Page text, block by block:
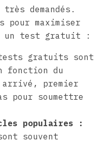
demandés.
pour maximiser
un test gratuit :
gratuits sont
fonction du
arrivé, premier
pour soumettre
populaires :
souvent